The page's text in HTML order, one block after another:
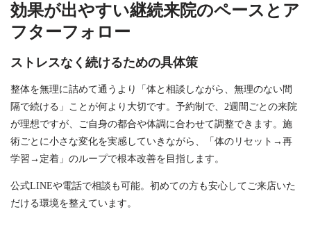
効果が出やすい継続来院のペースとア
フターフォロー
ストレスなく続けるための具体策
整体を無理に詰めて通うより「体と相談しながら、無理のない間
隔で続ける」ことが何より大切です。予約制で、2週間ごとの来院
が理想ですが、ご自身の都合や体調に合わせて調整できます。施
術ごとに小さな変化を実感していきながら、「体のリセット→再
学習→定着」のループで根本改善を目指します。
公式LINEや電話で相談も可能。初めての方も安心してご来店いた
だける環境を整えています。